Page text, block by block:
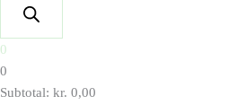
0
0
Subtotal: kr. 0,00